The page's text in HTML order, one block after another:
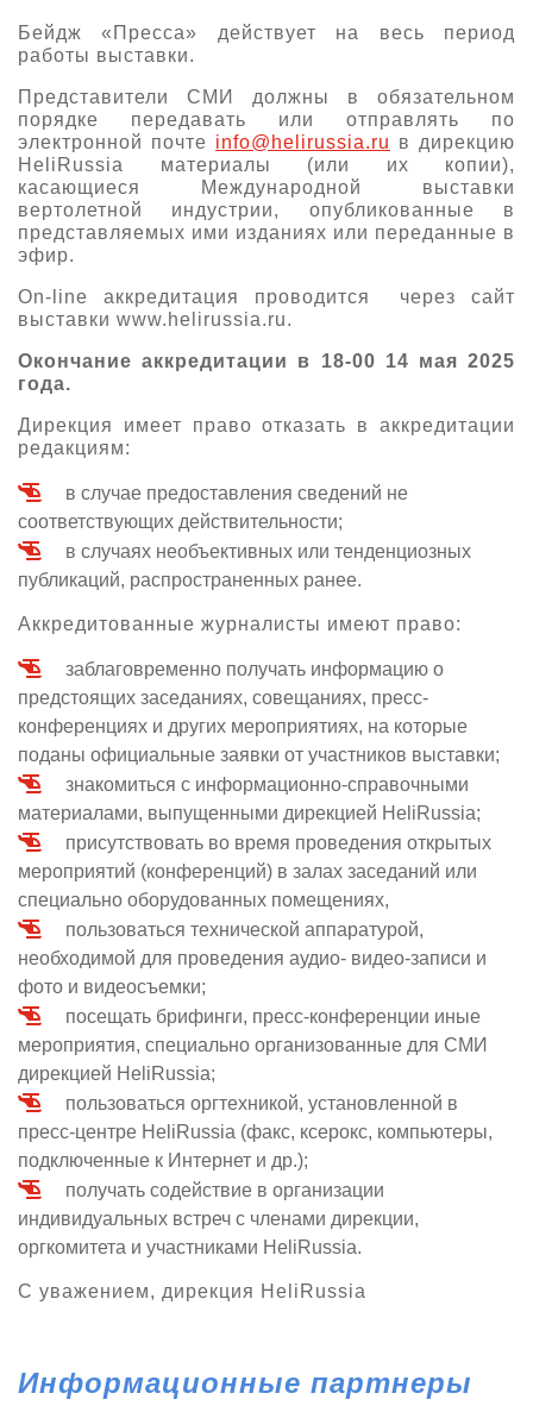
Документы
Заочное участие
Основные требования МВЦ «Крокус Экспо»
Схема проезда
Правила доступа и пребывания Крокус Экспо
Аккредитация прессы
Условия инфопартнёрства
Положение об аккредитации
Публикации о выставке
Пресс-релизы
Архив
Бейдж «Пресса» действует на весь период
работы выставки.
Представители СМИ должны в обязательном
порядке передавать или отправлять по
электронной почте info@helirussia.ru в дирекцию
HeliRussia материалы (или их копии),
касающиеся Международной выставки
вертолетной индустрии, опубликованные в
представляемых ими изданиях или переданные в
эфир.
On-line аккредитация проводится через сайт
выставки www.helirussia.ru.
Окончание аккредитации в 18-00 14 мая 2025
года.
Дирекция имеет право отказать в аккредитации
редакциям:
в случае предоставления сведений не
соответствующих действительности;
в случаях необъективных или тенденциозных
публикаций, распространенных ранее.
Аккредитованные журналисты имеют право:
заблаговременно получать информацию о
предстоящих заседаниях, совещаниях, пресс-
конференциях и других мероприятиях, на которые
поданы официальные заявки от участников выставки;
знакомиться с информационно-справочными
материалами, выпущенными дирекцией HeliRussia;
присутствовать во время проведения открытых
мероприятий (конференций) в залах заседаний или
специально оборудованных помещениях,
пользоваться технической аппаратурой,
необходимой для проведения аудио- видео-записи и
фото и видеосъемки;
посещать брифинги, пресс-конференции иные
мероприятия, специально организованные для СМИ
дирекцией HeliRussia;
пользоваться оргтехникой, установленной в
пресс-центре HeliRussia (факс, ксерокс, компьютеры,
подключенные к Интернет и др.);
получать содействие в организации
индивидуальных встреч с членами дирекции,
оргкомитета и участниками HeliRussia.
С уважением, дирекция HeliRussia
Информационные партнеры